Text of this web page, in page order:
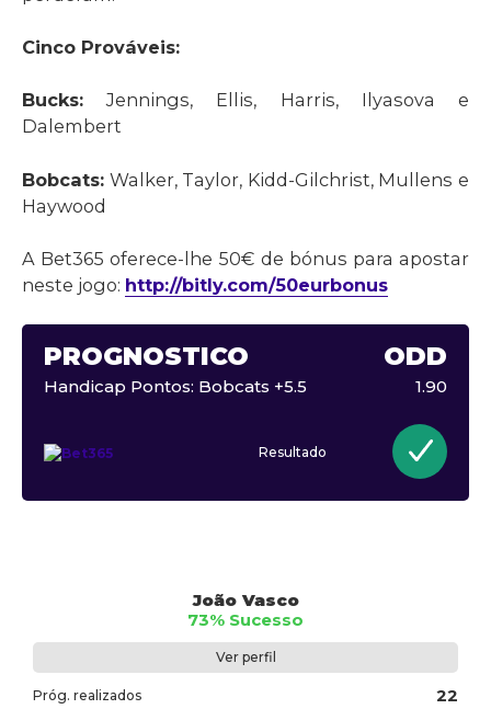
Cinco Prováveis:
Bucks: Jennings, Ellis, Harris, Ilyasova e
Dalembert
Bobcats: Walker, Taylor, Kidd-Gilchrist, Mullens e
Haywood
A Bet365 oferece-lhe 50€ de bónus para apostar
neste jogo: http://bitly.com/50eurbonus
PROGNÓSTICO ODD
Handicap Pontos: Bobcats +5.5 1.90
Resultado
João Vasco
73% Sucesso
Ver perfil
Próg. realizados 22